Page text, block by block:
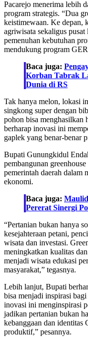
Pacarejo menerima lebih
program strategis. “Dua
keistimewaan. Ke depan,
agriwisata sekaligus
pemenuhan kebutuhan
mendukung program
Baca juga:
Korban Tabrak
Dunia di RS
Tak hanya melon, lokasi
singkong super dengan
pohon bisa menghasilkan
berharap inovasi ini
gaplek yang benar-benar
Bupati Gunungkidul
pembangunan
pemerintah daerah dalam
ekonomi.
Baca juga:
Pererat Sinergi
“Pertanian bukan hanya
kesejahteraan petani,
wisata dan investasi.
meningkatkan kualitas
menjadi wisata edukasi
masyarakat,” tegasnya.
Lebih lanjut, Bupati
bisa menjadi inspirasi
inovasi ini menginspirasi
jadikan pertanian bukan
kebanggaan dan identitas
produktif,” pesannya.